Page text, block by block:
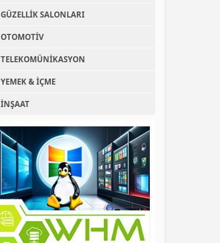
GÜZELLIK SALONLARI
OTOMOTIV
TELEKOMÜNIKASYON
YEMEK & İÇME
İNŞAAT